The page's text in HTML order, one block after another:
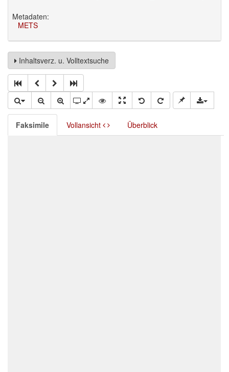
Metadaten:
METS
Inhaltsverz. u. Volltextsuche
Faksimile Vollansicht Überblick